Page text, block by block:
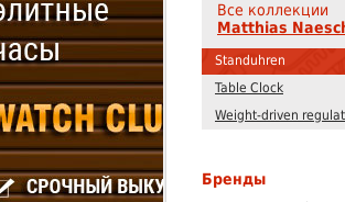
Все коллекции
Matthias
Standuhren
Table Clock
Weight-driven
Бренды